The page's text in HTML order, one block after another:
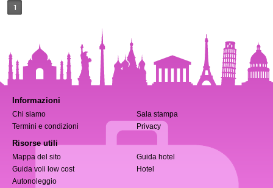
1
Informazioni
Chi siamo
Sala stampa
Termini e condizioni
Privacy
Risorse utili
Mappa del sito
Guida hotel
Guida voli low cost
Hotel
Autonoleggio